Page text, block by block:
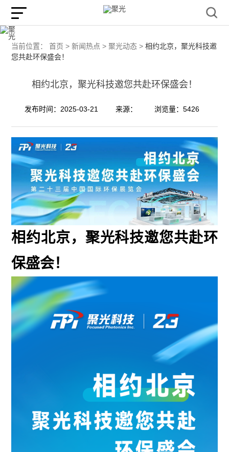
当前位置： 首页 > 新闻热点 > 聚光动态 > 相约北京，聚光科技邀
您共赴环保盛会！
相约北京，聚光科技邀您共赴环保盛会！
发布时间：2025-03-21 来源： 浏览量：5426
相约北京，聚光科技邀您共赴环
保盛会！